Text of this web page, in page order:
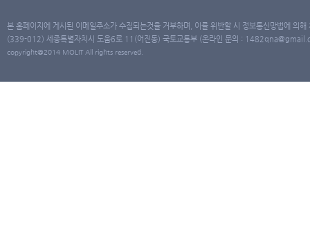
본 홈페이지에 게시된 이메일주소가 수집되는것을 거부하며, 이를 위반할 시 정보통신망법에 의
(339-012) 세종특별자치시 도움6로 11(어진동) 국토교통부 (온라인 문의 :
copyright@2014 MOLIT All rights reserved.